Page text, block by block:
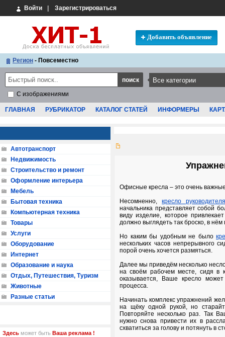
Войти Зарегистрироваться
Добавить объявление
Регион - Повсеместно
С изображениями
ГЛАВНАЯ РУБРИКАТОР КАТАЛОГ СТАТЕЙ ИНФОРМЕРЫ
Офисные кресла – это очень
Несомненно,кресло
начальника представляет собой
виду изделие, которое
должно выглядеть так броско, в
Но каким бы удобным не было
нескольких часов непрерывного
порой очень хочется размяться.
Далее мы приведём несколько
на своём рабочем месте, сидя в
оказывается, Ваше кресло
процесса.
Начинать комплекс упражнений
на щёку одной рукой, но
Повторяйте несколько раз. Так
нужно снова привести их в
схватиться за голову и потянуть в
Автотранспорт
Недвижимость
Строительство и ремонт
Оформление интерьера
Мебель
Бытовая техника
Компьютерная техника
Товары
Услуги
Оборудование
Интернет
Образование и наука
Отдых, Путешествия, Туризм
Животные
Разные статьи
Здесь может быть Ваша реклама !